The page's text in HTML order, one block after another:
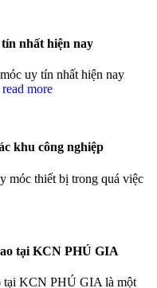
nhất hiện nay
uy tín nhất hiện nay
read more
khu công nghiệp
móc thiết bị trong quá việc
tại KCN PHÚ GIA
tại KCN PHÚ GIA là một